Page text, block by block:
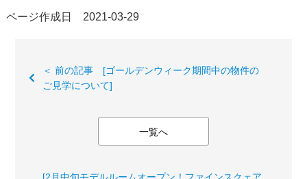
ページ作成日 2021-03-29
＜ 前の記事 [ゴールデンウィーク期間中の物件の
ご見学について]
一覧へ